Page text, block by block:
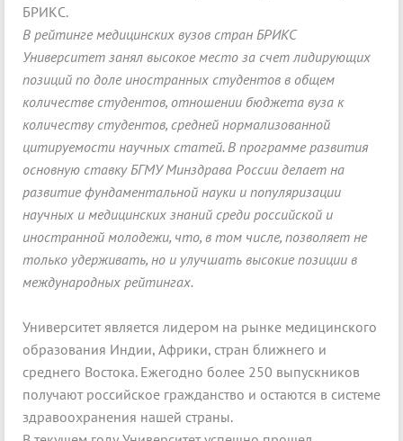
БРИКС.
В рейтинге медицинских вузов стран БРИКС
Университет занял высокое место за счет лидирующих
позиций по доле иностранных студентов в общем
количестве студентов, отношении бюджета вуза к
количеству студентов, средней нормализованной
цитируемости научных статей.В программе развития
основную ставку БГМУ Минздрава России делает на
развитие фундаментальной науки и популяризации
научных и медицинских знаний среди российской и
иностранной молодежи, что, в том числе, позволяет не
только удерживать, но и улучшать высокие позиции в
международных рейтингах.
Университет является лидером на рынке медицинского
образования Индии, Африки, стран ближнего и
среднего Востока. Ежегодно более 250 выпускников
получают российское гражданство и остаются в системе
здравоохранения нашей страны.